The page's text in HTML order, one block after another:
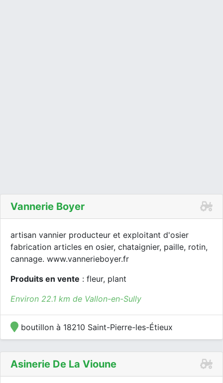
Vannerie Boyer
artisan vannier producteur et exploitant d'osier
fabrication articles en osier, chataignier, paille, rotin,
cannage. www.vannerieboyer.fr
Produits en vente : fleur, plant
Environ 22.1 km de Vallon-en-Sully
boutillon à 18210 Saint-Pierre-les-Étieux
Asinerie De La Vioune